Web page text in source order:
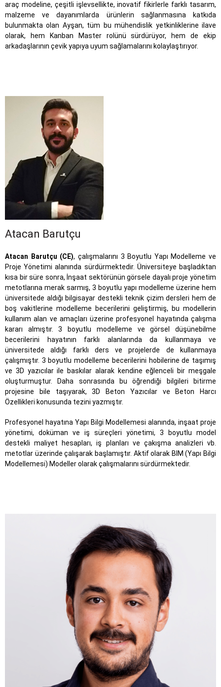
araç modeline, çeşitli işlevsellikte, inovatif fikirlerle farklı tasarım,
malzeme ve dayanımlarda ürünlerin sağlanmasına katkıda
bulunmakta olan Ayşan, tüm bu mühendislik yetkinliklerine ilave
olarak, hem Kanban Master rolünü sürdürüyor, hem de ekip
arkadaşlarının çevik yapıya uyum sağlamalarını kolaylaştırıyor.
Atacan Barutçu
Atacan Barutçu (CE), çalışmalarını 3 Boyutlu Yapı Modelleme ve
Proje Yönetimi alanında sürdürmektedir. Üniversiteye başladıktan
kısa bir süre sonra, İnşaat sektörünün görsele dayalı proje yönetim
metotlarına merak sarmış, 3 boyutlu yapı modelleme üzerine hem
üniversitede aldığı bilgisayar destekli teknik çizim dersleri hem de
boş vakitlerine modelleme becerilerini geliştirmiş, bu modellerin
kullanım alan ve amaçları üzerine profesyonel hayatında çalışma
kararı almıştır. 3 boyutlu modelleme ve görsel düşünebilme
becerilerini hayatının farklı alanlarında da kullanmaya ve
üniversitede aldığı farklı ders ve projelerde de kullanmaya
çalışmıştır. 3 boyutlu modelleme becerilerini hobilerine de taşımış
ve 3D yazıcılar ile baskılar alarak kendine eğlenceli bir meşgale
oluşturmuştur. Daha sonrasında bu öğrendiği bilgileri bitirme
projesine bile taşıyarak, 3D Beton Yazıcılar ve Beton Harcı
Özellikleri konusunda tezini yazmıştır.
Profesyonel hayatına Yapı Bilgi Modellemesi alanında, inşaat proje
yönetimi, doküman ve iş süreçleri yönetimi, 3 boyutlu model
destekli maliyet hesapları, iş planları ve çakışma analizleri vb.
metotlar üzerinde çalışarak başlamıştır. Aktif olarak BIM (Yapı Bilgi
Modellemesi) Modeller olarak çalışmalarını sürdürmektedir.